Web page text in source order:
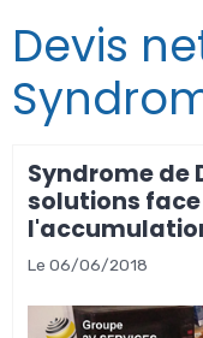
Devis
Syndrome de
solutions
Le 06/06/2018